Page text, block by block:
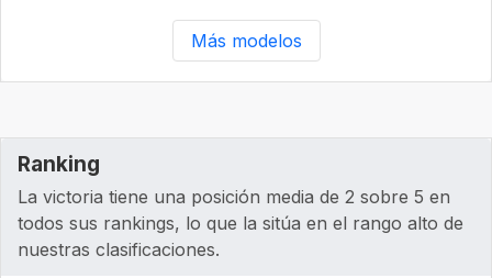
Más modelos
Ranking
La victoria tiene una posición media de 2 sobre 5 en
todos sus rankings, lo que la sitúa en el rango alto de
nuestras clasificaciones.